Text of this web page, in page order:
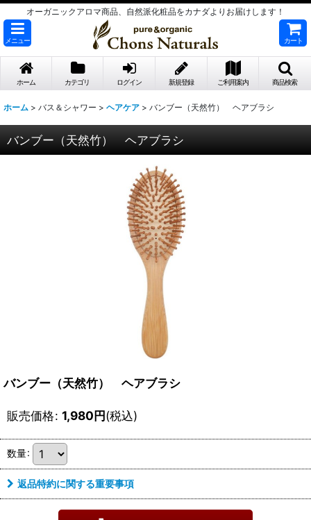
オーガニックアロマ商品、自然派化粧品をカナダよりお届けします！
メニュー カート
ホーム カテゴリ ログイン 新規登録 ご利用案内 商品検索
ホーム > バス＆シャワー > ヘアケア > バンブー（天然竹） ヘアブラシ
バンブー（天然竹） ヘアブラシ
バンブー（天然竹） ヘアブラシ
販売価格: 1,980円(税込)
数量:
返品特約に関する重要事項